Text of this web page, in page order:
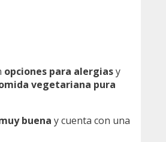
opciones para alergiasy
vegetariana pura
buena y cuenta con una